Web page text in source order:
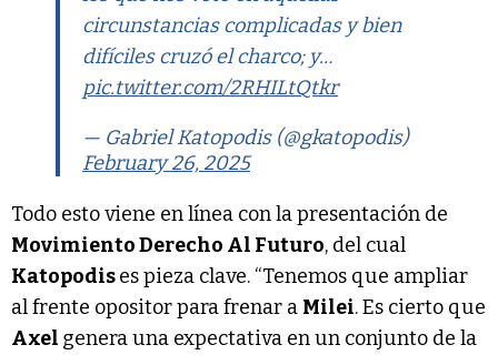
circunstancias complicadas y bien
difíciles cruzó el charco; y…
pic.twitter.com/2RHILtQtkr
— Gabriel Katopodis (@gkatopodis)
February 26, 2025
Todo esto viene en línea con la presentación de
Movimiento Derecho Al Futuro, del cual
Katopodises pieza clave. “Tenemos que ampliar
al frente opositor para frenar a Milei. Es cierto que
Axel genera una expectativa en un conjunto de la